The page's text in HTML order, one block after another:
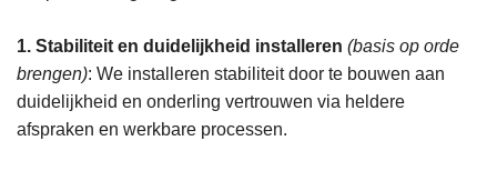
1. Stabiliteit en duidelijkheid installeren (basis op orde
brengen)​: We installeren stabiliteit door te bouwen aan
duidelijkheid en onderling vertrouwen via heldere
afspraken en werkbare processen.